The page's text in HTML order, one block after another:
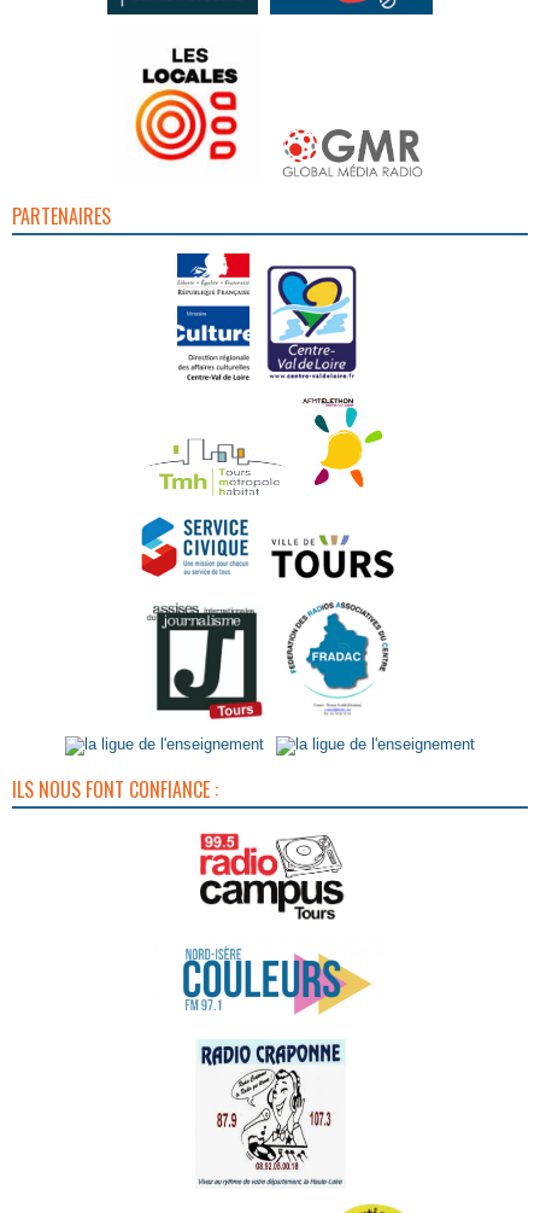
PARTENAIRES
ILS NOUS FONT CONFIANCE :